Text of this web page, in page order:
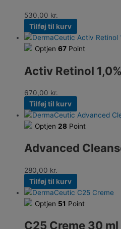
530,00 kr.
Tilføj til kurv
Optjen 67 Point
Activ Retinol
670,00 kr.
Tilføj til kurv
Optjen 28 Point
Advanced
280,00 kr.
Tilføj til kurv
Optjen 51 Point
C25 Creme 30 ml